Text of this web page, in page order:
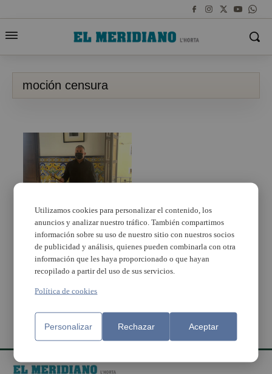
moción censura
El socialista Rafael
Ferrando se convierte
en el tercer alcalde de
Rocafort de la
legislatura
Utilizamos cookies para personalizar el contenido, los
anuncios y analizar nuestro tráfico. También compartimos
información sobre su uso de nuestro sitio con nuestros socios
de publicidad y análisis, quienes pueden combinarla con otra
información que les haya proporcionado o que hayan
recopilado a partir del uso de sus servicios.
Política de cookies
Personalizar Rechazar Aceptar